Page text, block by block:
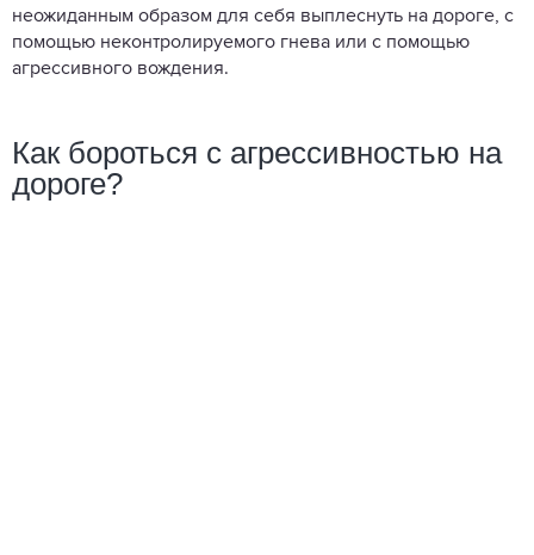
неожиданным образом для себя выплеснуть на дороге, с
помощью неконтролируемого гнева или с помощью
агрессивного вождения.
Как бороться с агрессивностью на
дороге?